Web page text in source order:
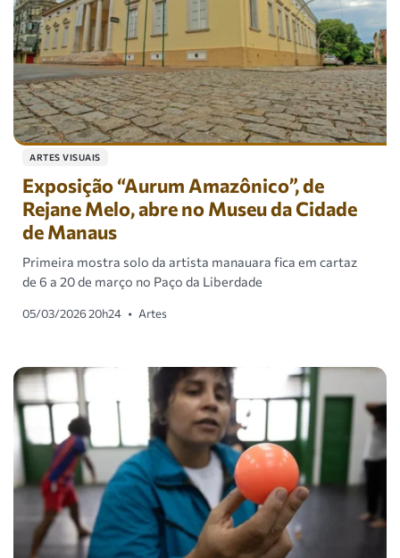
ARTES VISUAIS
Exposição “Aurum Amazônico”, de
Rejane Melo, abre no Museu da Cidade
de Manaus
Primeira mostra solo da artista manauara fica em cartaz
de 6 a 20 de março no Paço da Liberdade
05/03/2026 20h24 • Artes